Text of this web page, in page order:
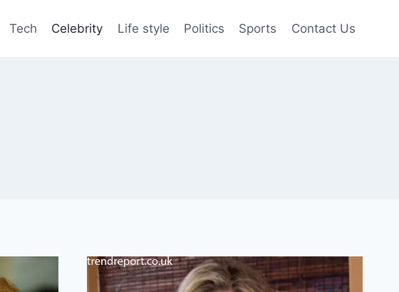
Tech Celebrity Life style Politics Sports Contact Us